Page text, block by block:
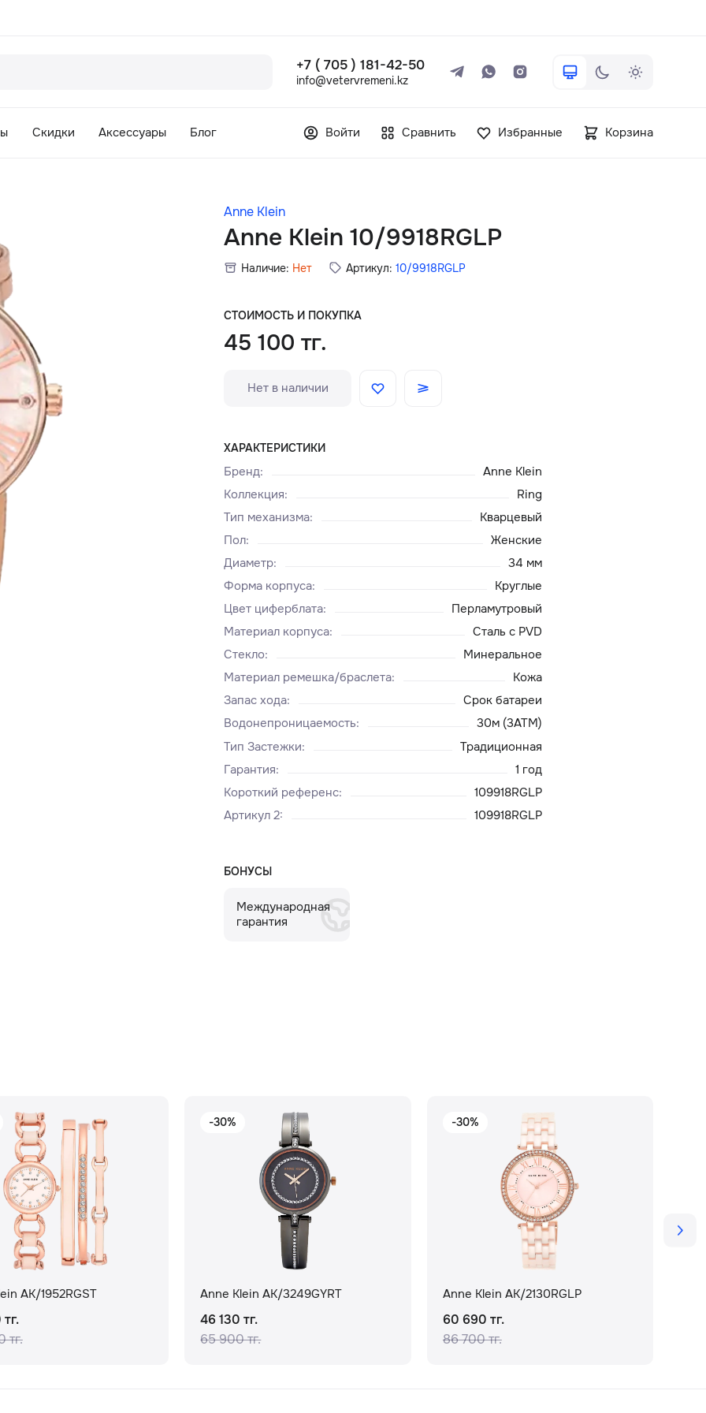
+7 ( 705 ) 181-42-50
info@vetervremeni.kz
Скидки Аксессуары Блог Войти Сравнить Избранные Корзина
Anne Klein
Anne Klein 10/9918RGLP
Наличие: Нет Артикул: 10/9918RGLP
СТОИМОСТЬ И ПОКУПКА
45 100 тг.
Нет в наличии
ХАРАКТЕРИСТИКИ
Бренд:
Anne Klein
Коллекция:
Ring
Тип механизма:
Кварцевый
Пол:
Женские
Диаметр:
34 мм
Форма корпуса:
Круглые
Цвет циферблата:
Перламутровый
Материал корпуса:
Сталь с PVD
Стекло:
Минеральное
Материал ремешка/браслета:
Кожа
Запас хода:
Срок батареи
Водонепроницаемость:
30м (3ATM)
Тип Застежки:
Традиционная
Гарантия:
1 год
Короткий референс:
109918RGLP
Артикул 2: 109918RGLP
БОНУСЫ
Международная
гарантия
AK/1952RGST
тг.
-30%
Anne Klein AK/3249GYRT
46 130 тг.
65 900 тг.
-30%
Anne Klein AK/2130RGLP
60 690 тг.
86 700 тг.
+7 ( 705 ) 181-42-50
Каталог
Доставка и оплата
Блог
Сервисный центр